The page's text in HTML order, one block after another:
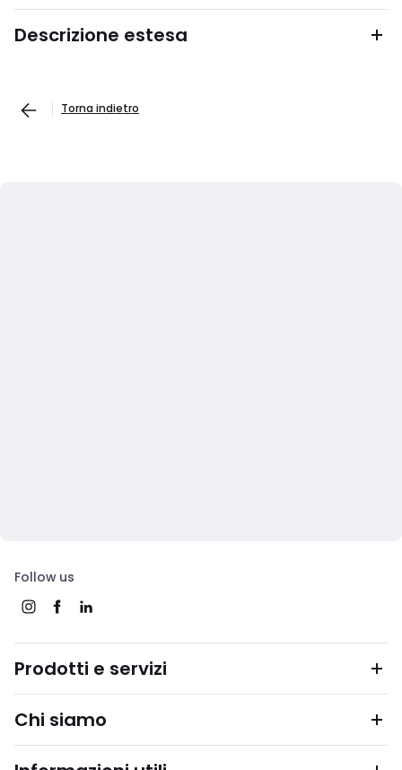
Descrizione estesa
Torna indietro
Follow us
Prodotti e servizi
Chi siamo